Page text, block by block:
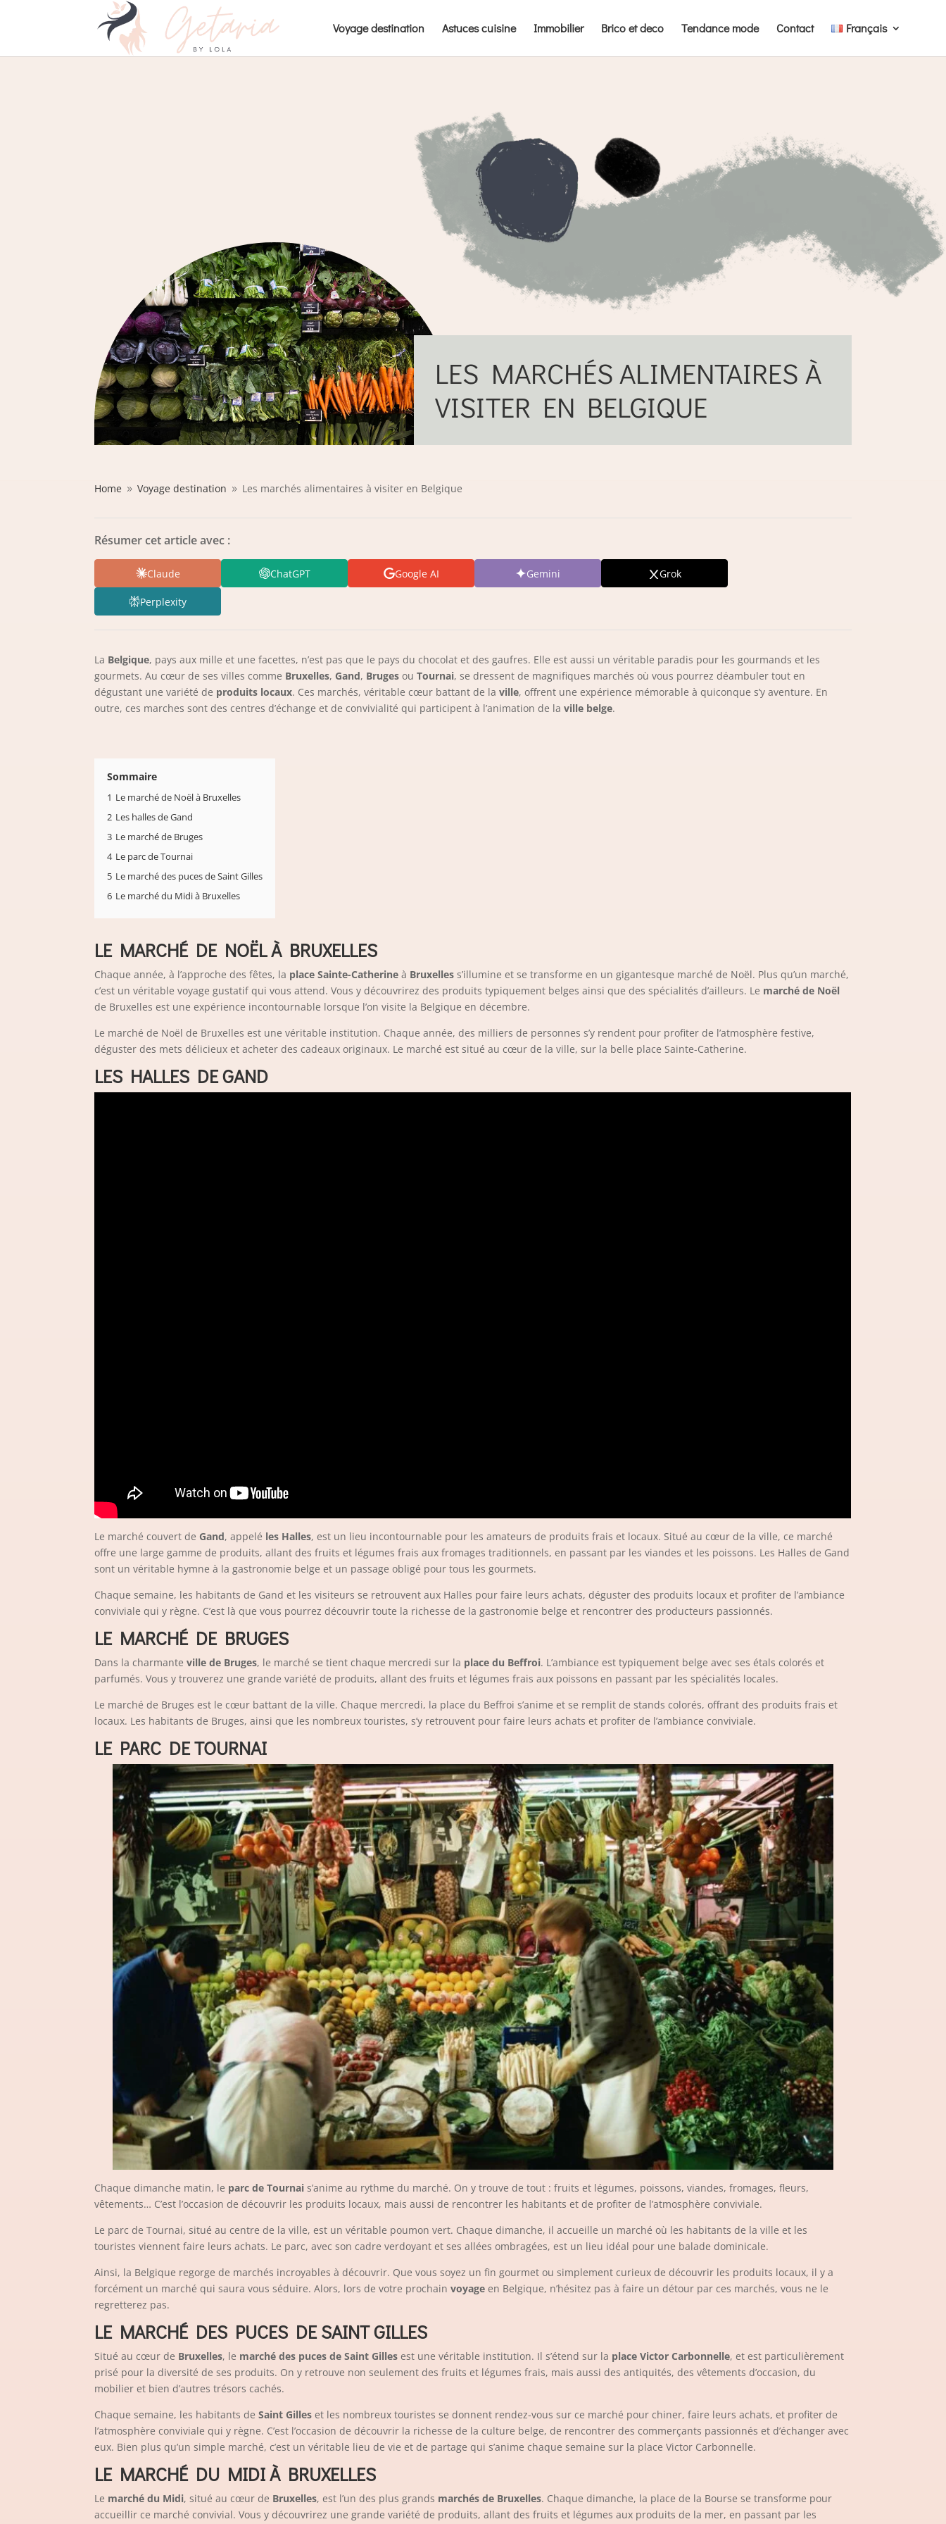
Voyage destination Astuces cuisine Immobilier Brico et deco Tendance mode Contact Français
LES MARCHÉS ALIMENTAIRES À
VISITER EN BELGIQUE
Home 9 Voyage destination 9 Les marchés alimentaires à visiter en Belgique
Résumer cet article avec :
Claude ChatGPT Google AI Gemini Grok
Perplexity
La Belgique, pays aux mille et une facettes, n’est pas que le pays du chocolat et des gaufres. Elle est aussi un véritable paradis pour les gourmands et les
gourmets. Au cœur de ses villes comme Bruxelles, Gand, Bruges ouTournai, se dressent de magnifiques marchés où vous pourrez déambuler tout en
dégustant une variété de produits locaux. Ces marchés, véritable cœur battant de laville, offrent une expérience mémorable à quiconque s’y aventure. En
outre, ces marches sont des centres d’échange et de convivialité qui participent à l’animation de laville belge.
Sommaire
1 Le marché de Noël à Bruxelles
2 Les halles de Gand
3 Le marché de Bruges
4 Le parc de Tournai
5 Le marché des puces de Saint Gilles
6 Le marché du Midi à Bruxelles
LE MARCHÉ DE NOËL À BRUXELLES
Chaque année, à l’approche des fêtes, la place Sainte-Catherine à Bruxelles s’illumine et se transforme en un gigantesque marché de Noël. Plus qu’un marché,
c’est un véritable voyage gustatif qui vous attend. Vous y découvrirez des produits typiquement belges ainsi que des spécialités d’ailleurs. Le marché de Noël
de Bruxelles est une expérience incontournable lorsque l’on visite la Belgique en décembre.
Le marché de Noël de Bruxelles est une véritable institution. Chaque année, des milliers de personnes s’y rendent pour profiter de l’atmosphère festive,
déguster des mets délicieux et acheter des cadeaux originaux. Le marché est situé au cœur de la ville, sur la belle place Sainte-Catherine.
LES HALLES DE GAND
Le marché couvert de Gand, appelé les Halles, est un lieu incontournable pour les amateurs de produits frais et locaux. Situé au cœur de la ville, ce marché
offre une large gamme de produits, allant des fruits et légumes frais aux fromages traditionnels, en passant par les viandes et les poissons. Les Halles de Gand
sont un véritable hymne à la gastronomie belge et un passage obligé pour tous les gourmets.
Chaque semaine, les habitants de Gand et les visiteurs se retrouvent aux Halles pour faire leurs achats, déguster des produits locaux et profiter de l’ambiance
conviviale qui y règne. C’est là que vous pourrez découvrir toute la richesse de la gastronomie belge et rencontrer des producteurs passionnés.
LE MARCHÉ DE BRUGES
Dans la charmanteville de Bruges, le marché se tient chaque mercredi sur la place du Beffroi. L’ambiance est typiquement belge avec ses étals colorés et
parfumés. Vous y trouverez une grande variété de produits, allant des fruits et légumes frais aux poissons en passant par les spécialités locales.
Le marché de Bruges est le cœur battant de la ville. Chaque mercredi, la place du Beffroi s’anime et se remplit de stands colorés, offrant des produits frais et
locaux. Les habitants de Bruges, ainsi que les nombreux touristes, s’y retrouvent pour faire leurs achats et profiter de l’ambiance conviviale.
LE PARC DE TOURNAI
Chaque dimanche matin, le parc de Tournai s’anime au rythme du marché. On y trouve de tout : fruits et légumes, poissons, viandes, fromages, fleurs,
vêtements… C’est l’occasion de découvrir les produits locaux, mais aussi de rencontrer les habitants et de profiter de l’atmosphère conviviale.
Le parc de Tournai, situé au centre de la ville, est un véritable poumon vert. Chaque dimanche, il accueille un marché où les habitants de la ville et les
touristes viennent faire leurs achats. Le parc, avec son cadre verdoyant et ses allées ombragées, est un lieu idéal pour une balade dominicale.
Ainsi, la Belgique regorge de marchés incroyables à découvrir. Que vous soyez un fin gourmet ou simplement curieux de découvrir les produits locaux, il y a
forcément un marché qui saura vous séduire. Alors, lors de votre prochainvoyage en Belgique, n’hésitez pas à faire un détour par ces marchés, vous ne le
regretterez pas.
LE MARCHÉ DES PUCES DE SAINT GILLES
Situé au cœur de Bruxelles, le marché des puces de Saint Gilles est une véritable institution. Il s’étend sur la place Victor Carbonnelle, et est particulièrement
prisé pour la diversité de ses produits. On y retrouve non seulement des fruits et légumes frais, mais aussi des antiquités, des vêtements d’occasion, du
mobilier et bien d’autres trésors cachés.
Chaque semaine, les habitants deSaint Gilles et les nombreux touristes se donnent rendez-vous sur ce marché pour chiner, faire leurs achats, et profiter de
l’atmosphère conviviale qui y règne. C’est l’occasion de découvrir la richesse de la culture belge, de rencontrer des commerçants passionnés et d’échanger avec
eux. Bien plus qu’un simple marché, c’est un véritable lieu de vie et de partage qui s’anime chaque semaine sur la place Victor Carbonnelle.
LE MARCHÉ DU MIDI À BRUXELLES
Le marché du Midi, situé au cœur de Bruxelles, est l’un des plus grands marchés de Bruxelles. Chaque dimanche, la place de la Bourse se transforme pour
accueillir ce marché convivial. Vous y découvrirez une grande variété de produits, allant des fruits et légumes aux produits de la mer, en passant par les